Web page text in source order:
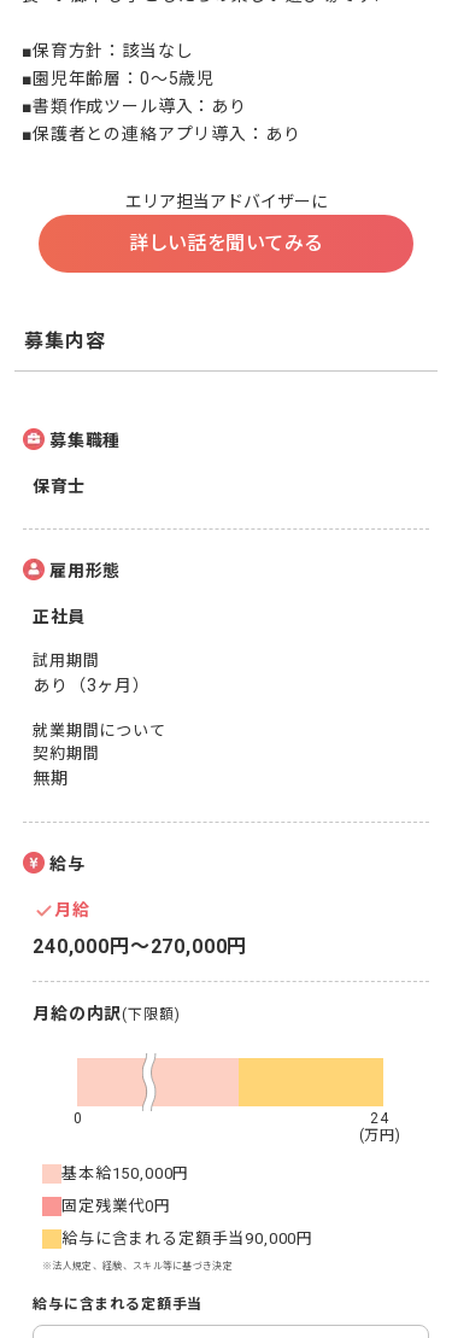
■保育方針：該当なし
■園児年齢層：0～5歳児
■書類作成ツール導入：あり
■保護者との連絡アプリ導入：あり
エリア担当アドバイザーに
詳しい話を聞いてみる
募集内容
募集職種
保育士
雇用形態
正社員
試用期間
あり（3ヶ月）
就業期間について
契約期間
無期
給与
月給
240,000円〜270,000円
月給の内訳(下限額)
0
24
(万円)
基本給150,000円
固定残業代0円
給与に含まれる定額手当 90,000円
※法人規定、経験、スキル等に基づき決定
給与に含まれる定額手当